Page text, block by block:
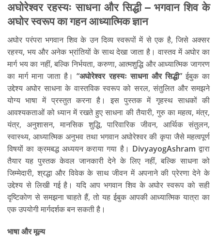
अघोरेश्वर रहस्यः साधना और सिद्धी – भगवान शिव के
अघोर स्वरूप का गहन आध्यात्मिक ज्ञान
अघोर परंपरा भगवान शिव के उन दिव्य स्वरूपों में से एक है, जिसे अक्सर
रहस्य, भय और अनेक भ्रांतियों के साथ देखा जाता है। वास्तव में अघोर का
मार्ग भय का नहीं, बल्कि निर्भयता, करुणा, आत्मशुद्धि और आध्यात्मिक जागरण
का मार्ग माना जाता है।“अघोरेश्वर रहस्यः साधना और सिद्धी”ईबुक का
उद्देश्य अघोर साधना के वास्तविक स्वरूप को सरल, संतुलित और समझने
योग्य भाषा में प्रस्तुत करना है। इस पुस्तक में गृहस्थ साधकों की
आवश्यकताओं को ध्यान में रखते हुए साधना की तैयारी, गुरु का महत्व, मंत्र,
यंत्र, अनुशासन, मानसिक शुद्धि, पारिवारिक जीवन, आर्थिक संतुलन,
स्वास्थ्य, आध्यात्मिक अनुभव तथा भगवान अघोरेश्वर की कृपा जैसे महत्वपूर्ण
विषयों का क्रमबद्ध अध्ययन कराया गया है। DivyayogAshram द्वारा
तैयार यह पुस्तक केवल जानकारी देने के लिए नहीं, बल्कि साधना को
जिम्मेदारी, श्रद्धा और विवेक के साथ जीवन में अपनाने की प्रेरणा देने के
उद्देश्य से लिखी गई है। यदि आप भगवान शिव के अघोर स्वरूप को सही
दृष्टिकोण से समझना चाहते हैं, तो यह ईबुक आपकी आध्यात्मिक यात्रा का
एक उपयोगी मार्गदर्शक बन सकती है।
भाषा और मूल्य